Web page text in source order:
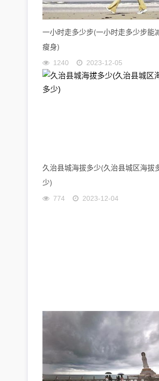
一小时走多少步(一小时走多少步能
瘦身)
1240 2023-12-05
久治县城海拔多少(久治县城区海拔
少)
774 2023-12-04